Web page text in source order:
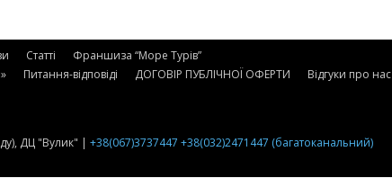
Статті
Франшиза “Море Турів”
Питання-відповіді ДОГОВІР ПУБЛІЧНОЇ ОФЕРТИ
Відгуки про нас
ДЦ "Вулик" | +38(067)3737447 +38(032)2471447 (багатоканальний)